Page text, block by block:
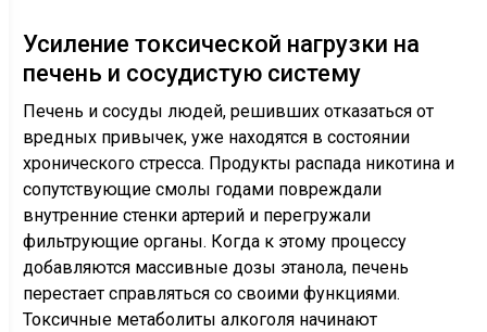
Усиление токсической нагрузки на
печень и сосудистую систему
Печень и сосуды людей, решивших отказаться от
вредных привычек, уже находятся в состоянии
хронического стресса. Продукты распада никотина и
сопутствующие смолы годами повреждали
внутренние стенки артерий и перегружали
фильтрующие органы. Когда к этому процессу
добавляются массивные дозы этанола, печень
перестает справляться со своими функциями.
Токсичные метаболиты алкоголя начинают